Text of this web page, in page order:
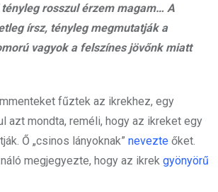
rosszul érzem magam… A
írsz, tényleg megmutatják a
vagyok a felszínes jövőnk miatt
fűztek az ikrekhez, egy
azt mondta, reméli, hogy az ikreket egy
Ő „csinos lányoknak” nevezte őket.
megjegyezte, hogy az ikrek gyönyörű